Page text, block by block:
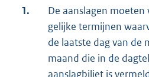
1.
De aanslagen
gelijke termijnen
de laatste dag van de
maand die in de
aanslagbiljet is